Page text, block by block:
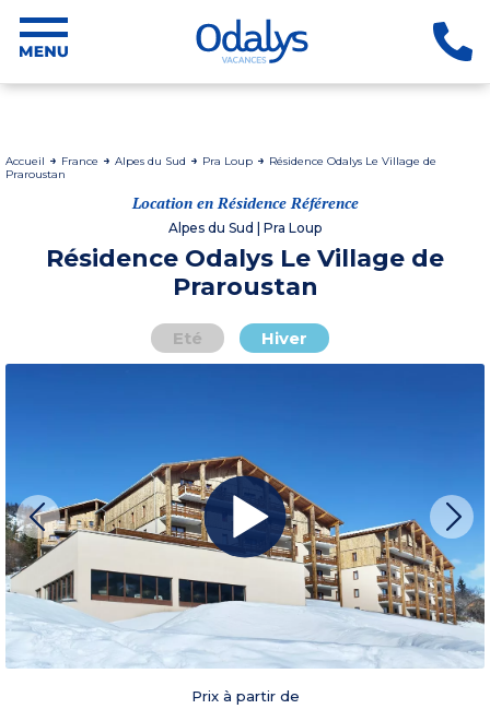
Accueil France Alpes du Sud Pra Loup
Résidence Odalys Le Village de
Praroustan
Location en Résidence Référence
Alpes du Sud | Pra Loup
Résidence Odalys Le Village de
Praroustan
Eté Hiver
Prix à partir de